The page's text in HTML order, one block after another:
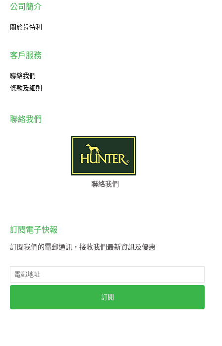
公司簡介
關於肯特利
客戶服務
聯絡我們
條款及細則
聯絡我們
聯絡我們
訂閱電子快報
訂閲我們的電郵通訊，接收我們最新資訊及優惠
訂閱